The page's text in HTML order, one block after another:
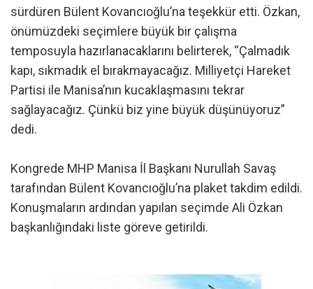
sürdüren Bülent Kovancıoğlu’na teşekkür etti. Özkan,
önümüzdeki seçimlere büyük bir çalışma
temposuyla hazırlanacaklarını belirterek, “Çalmadık
kapı, sıkmadık el bırakmayacağız. Milliyetçi Hareket
Partisi ile Manisa’nın kucaklaşmasını tekrar
sağlayacağız. Çünkü biz yine büyük düşünüyoruz”
dedi.
Kongrede MHP Manisa İl Başkanı Nurullah Savaş
tarafından Bülent Kovancıoğlu’na plaket takdim edildi.
Konuşmaların ardından yapılan seçimde Ali Özkan
başkanlığındaki liste göreve getirildi.